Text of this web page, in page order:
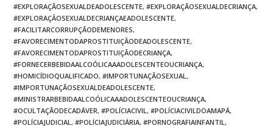
#EXPLORAÇÃOSEXUALDEADOLESCENTE, #EXPLORAÇÃOSEXUALDECRIANÇA,
#EXPLORAÇÃOSEXUALDECRIANÇAEADOLESCENTE,
#FACILITARCORRUPÇÃODEMENORES,
#FAVORECIMENTODAPROSTITUIÇÃODEADOLESCENTE,
#FAVORECIMENTODAPROSTITUIÇÃODECRIANÇA,
#FORNECERBEBIDAALCOÓLICAAADOLESCENTEOUCRIANÇA,
#HOMICÍDIOQUALIFICADO, #IMPORTUNAÇÃOSEXUAL ,
#IMPORTUNAÇÃOSEXUALDEADOLESCENTE,
#MINISTRARBEBIDAALCOÓLICAAADOLESCENTEOUCRIANÇA,
#OCULTAÇÃODECADÁVER, #POLÍCIACIVIL , #POLÍCIACIVILDOAMAPÁ,
#POLÍCIAJUDICIAL , #POLÍCIAJUDICIÁRIA, #PORNOGRAFIAINFANTIL ,